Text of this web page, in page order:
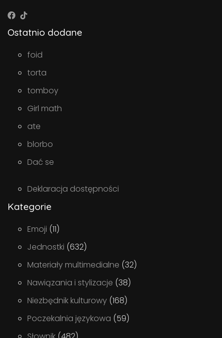
Ostatnio dodane
foid
torta
tomboy
Girl math
ate
blorbo
Dać se
Deklaracja dostępności
Kategorie
Emoji (11)
Jednostki (632)
Materiały multimedialne (32)
Nawiązania i stylizacje (38)
Niezbędnik kulturowy (168)
Poczekalnia językowa (59)